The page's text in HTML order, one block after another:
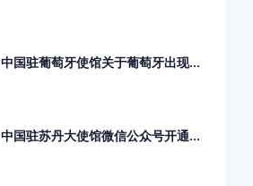
中国驻葡萄牙使馆关于葡萄牙出现...
中国驻苏丹大使馆微信公众号开通...